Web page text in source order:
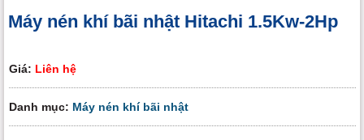
Máy nén khí bãi nhật Hitachi 1.5Kw-2Hp
Giá: Liên hệ
Danh mục: Máy nén khí bãi nhật